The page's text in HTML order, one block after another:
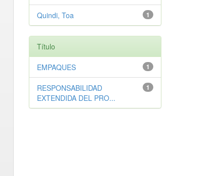
1
Quindi, Toa
Título
1
EMPAQUES
1
RESPONSABILIDAD
EXTENDIDA DEL PRO...